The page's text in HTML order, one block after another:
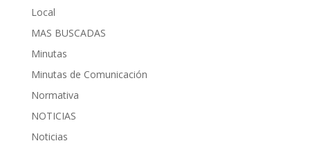
Local
MAS BUSCADAS
Minutas
Minutas de Comunicación
Normativa
NOTICIAS
Noticias